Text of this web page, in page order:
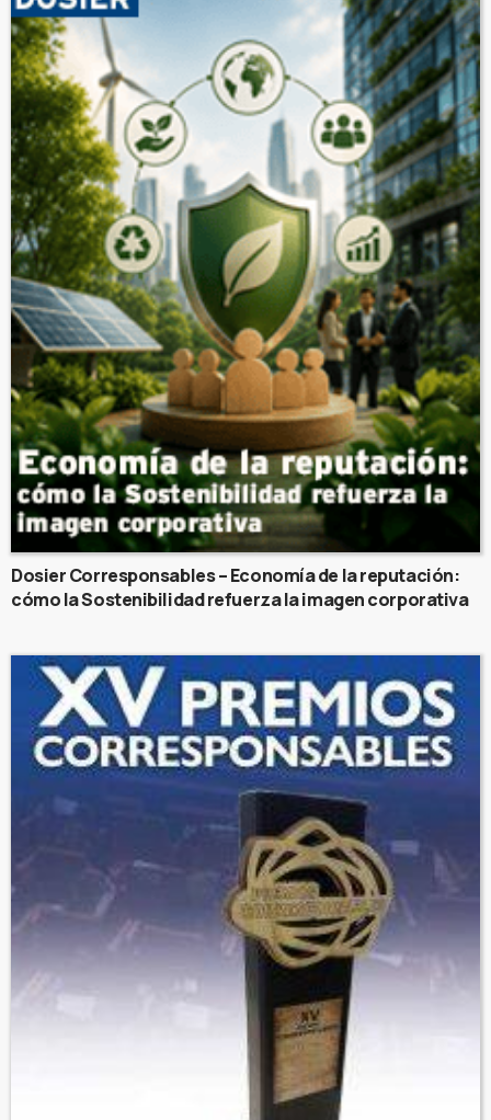
Dosier Corresponsables – Economía de la reputación:
cómo la Sostenibilidad refuerza la imagen corporativa